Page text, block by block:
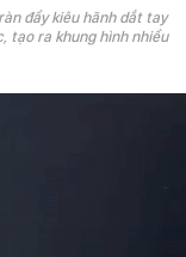
đầy kiêu hãnh dắt tay
tạo ra khung hình nhiều